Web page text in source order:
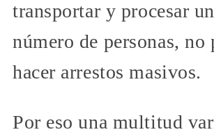
transportar y procesar
número de personas, no
hacer arrestos masivos.
Por eso una multitud